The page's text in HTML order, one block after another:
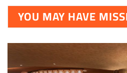
YOU MAY HAVE